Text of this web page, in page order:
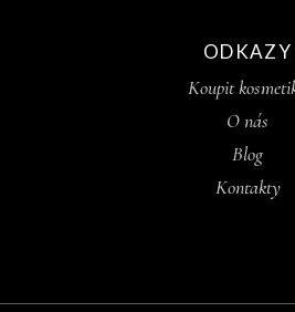
ODKAZY
Koupit
O nás
Blog
Kontakty